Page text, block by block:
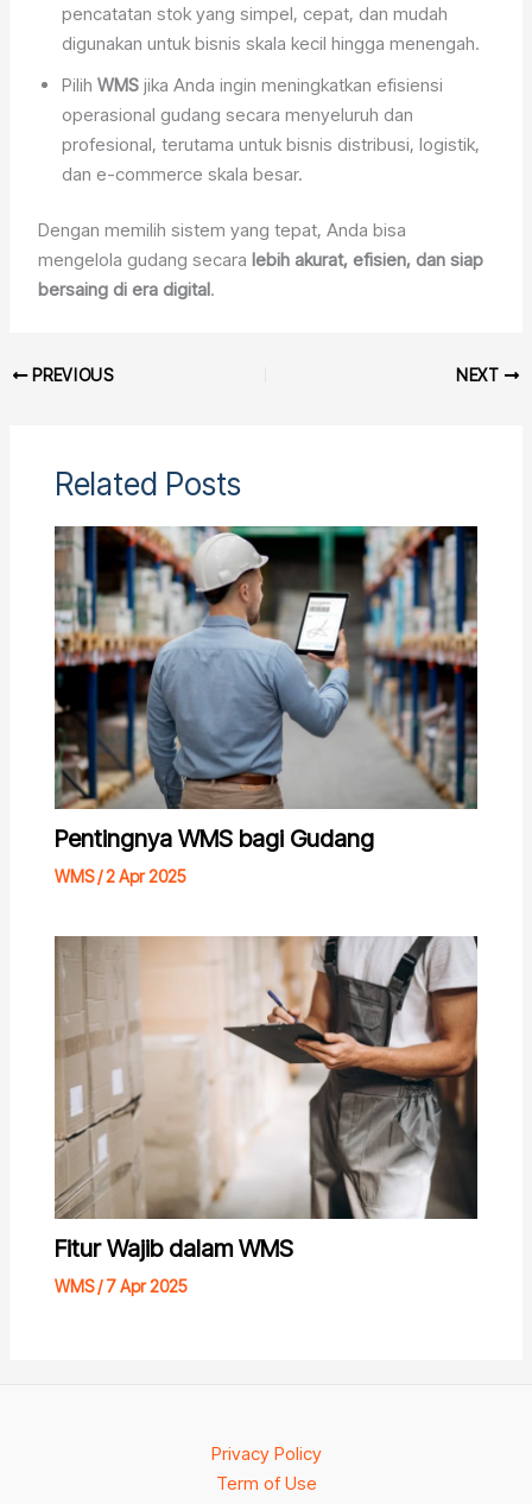
pencatatan stok yang simpel, cepat, dan mudah
digunakan untuk bisnis skala kecil hingga menengah.
PilihWMS jika Anda ingin meningkatkan efisiensi
operasional gudang secara menyeluruh dan
profesional, terutama untuk bisnis distribusi, logistik,
dan e-commerce skala besar.
Dengan memilih sistem yang tepat, Anda bisa
mengelola gudang secara lebih akurat, efisien, dan siap
bersaing di era digital.
PREVIOUS NEXT
Related Posts
Pentingnya WMS bagi Gudang
WMS/2 Apr 2025
Fitur Wajib dalam WMS
WMS/7 Apr 2025
Privacy Policy
Term of Use